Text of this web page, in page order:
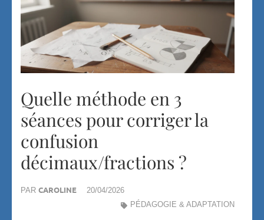
Quelle méthode en 3
séances pour corriger la
confusion
décimaux/fractions ?
PAR CAROLINE
20/04/2026
PÉDAGOGIE & ADAPTATION